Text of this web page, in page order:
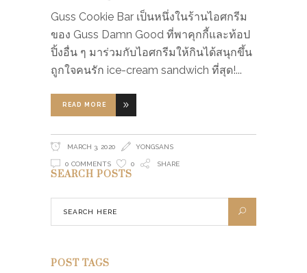
Guss Cookie Bar เป็นหนึ่งในร้านไอศกรีม
ของ Guss Damn Good ที่พาคุกกี้และท้อป
ปิ้งอื่น ๆ มาร่วมกับไอศกรีมให้กินได้สนุกขึ้น
ถูกใจคนรัก ice-cream sandwich ที่สุด!
READ MORE
MARCH 3, 2020 YONGSANS
0 COMMENTS 0 SHARE
SEARCH POSTS
POST TAGS